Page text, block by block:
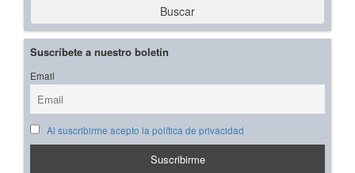
Buscar
Suscríbete a nuestro boletín
Email
Al suscribirme acepto la política de privacidad